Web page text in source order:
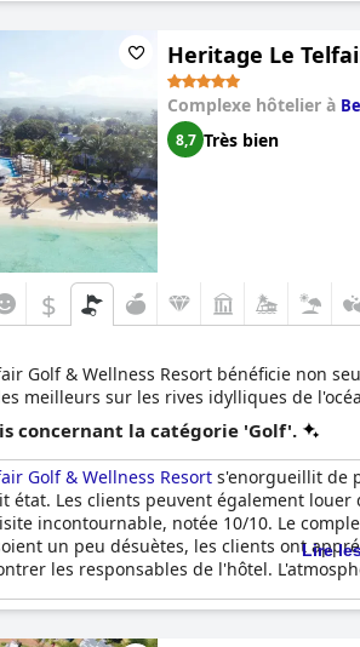
Heritage Le
Complexe hôtelier à
8,7 Très bien
$
Golf & Wellness Resort bénéficie non
meilleurs sur les rives idylliques de
concernant la catégorie 'Golf'.
Golf & Wellness Resort s'enorgueillit de
état. Les clients peuvent également
incontournable, notée 10/10. Le
un peu désuètes, les clients ont
les responsables de l'hôtel.
Lire